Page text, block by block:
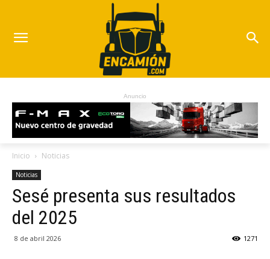
Anuncio
Inicio Noticias
Noticias
Sesé presenta sus resultados
del 2025
8 de abril 2026 1271